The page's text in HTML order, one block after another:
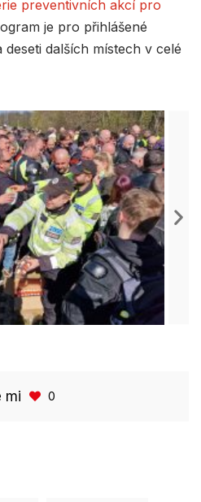
preventivních akcí pro
je pro přihlášené
dalších místech v celé
mi 0